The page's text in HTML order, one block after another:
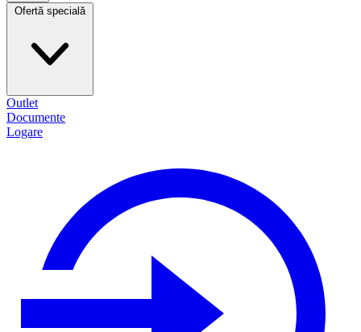
Ofertă specială
Outlet
Documente
Logare